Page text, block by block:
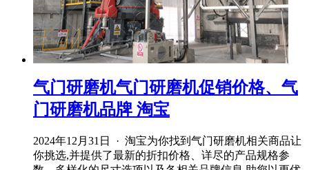
气门研磨机气门研磨机促销价格、气
门研磨机品牌 淘宝
2024年12月31日 · 淘宝为你找到气门研磨机相关商品让
你挑选,并提供了最新的折扣价格、详尽的产品规格参